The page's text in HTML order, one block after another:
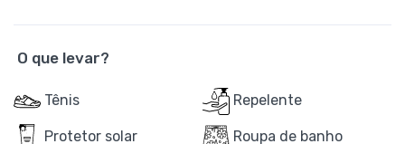
O que levar?
Tênis Repelente
Protetor solar Roupa de banho